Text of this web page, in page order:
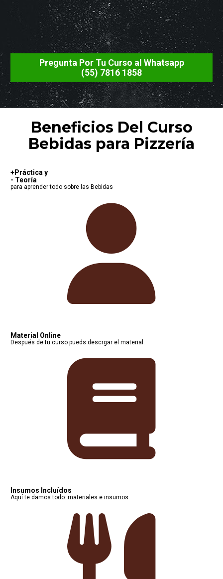
Pregunta Por Tu Curso al Whatsapp
(55) 7816 1858
Beneficios Del Curso
Bebidas para Pizzería
+Práctica y
- Teoría
para aprender todo sobre las Bebidas
Material Online
Después de tu curso pueds descrgar el material.
Insumos Incluídos
Aquí te damos todo: materiales e insumos.